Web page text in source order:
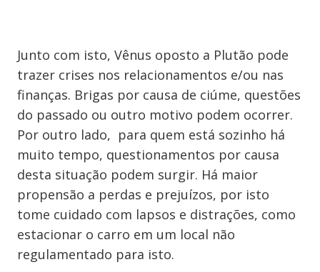
Junto com isto, Vênus oposto a Plutão pode
trazer crises nos relacionamentos e/ou nas
finanças. Brigas por causa de ciúme, questões
do passado ou outro motivo podem ocorrer.
Por outro lado, para quem está sozinho há
muito tempo, questionamentos por causa
desta situação podem surgir. Há maior
propensão a perdas e prejuízos, por isto
tome cuidado com lapsos e distrações, como
estacionar o carro em um local não
regulamentado para isto.